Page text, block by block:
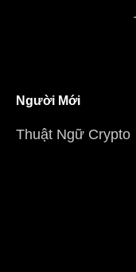
Người Mới
Thuật Ngữ Crypto